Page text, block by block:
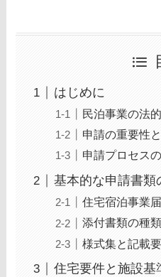
はじめに
民泊事業の法
申請の重要性
申請プロセス
基本的な申請書類
住宅宿泊事業
添付書類の種
様式集と記載
住宅要件と施設基